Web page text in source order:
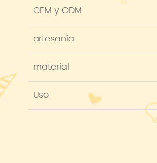
OEM y ODM
artesanía
material
Uso